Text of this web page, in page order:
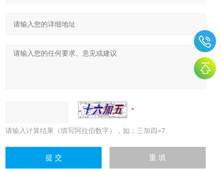
请输入计算结果（填写阿拉伯数字），如：三加四=7